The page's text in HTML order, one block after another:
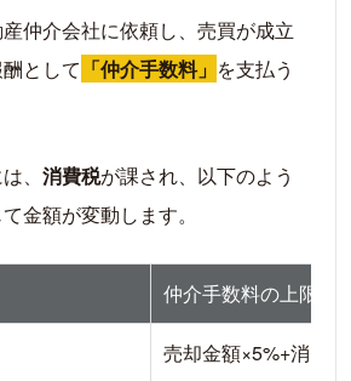
仲介会社に依頼し、売買が成立
として 「仲介手数料」 を支払う
、 消費税が課され、以下のよう
金額が変動します。
仲介手数料の上限
売却金額×5%+消費税